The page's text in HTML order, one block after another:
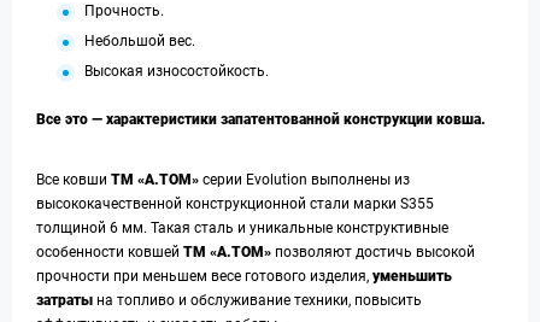
Прочность.
Небольшой вес.
Высокая износостойкость.
Все это — характеристики запатентованной конструкции ковша.
Все ковши ТМ «А.ТОМ» серии Evolution выполнены из
высококачественной конструкционной стали марки S355
толщиной 6 мм. Такая сталь и уникальные конструктивные
особенности ковшей ТМ «А.ТОМ» позволяют достичь высокой
прочности при меньшем весе готового изделия, уменьшить
затраты на топливо и обслуживание техники, повысить